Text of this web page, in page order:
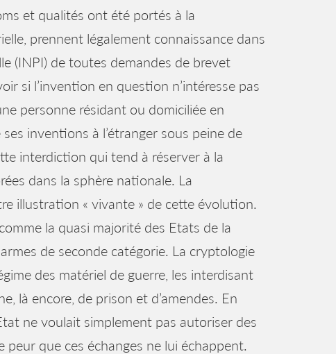
et qualités ont été portés à la
prennent légalement connaissance dans
(INPI) de toutes demandes de brevet
si l’invention en question n’intéresse pas
personne résidant ou domiciliée en
inventions à l’étranger sous peine de
interdiction qui tend à réserver à la
dans la sphère nationale. La
illustration « vivante » de cette évolution.
la quasi majorité des Etats de la
de seconde catégorie. La cryptologie
des matériel de guerre, les interdisant
là encore, de prison et d’amendes. En
ne voulait simplement pas autoriser des
que ces échanges ne lui échappent.